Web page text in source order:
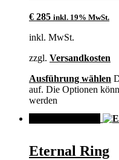
€ 285 inkl. 19% MwSt.
inkl. MwSt.
zzgl. Versandkosten
Ausführung wählen
auf. Die Optionen
werden
Eternal Ring